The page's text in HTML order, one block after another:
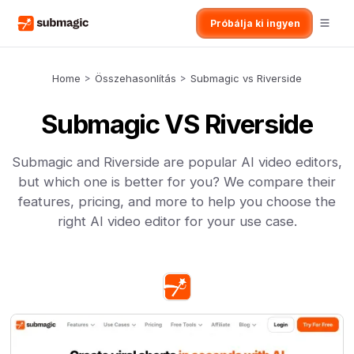
Próbálja ki ingyen
Home > Összehasonlítás > Submagic vs Riverside
Submagic VS Riverside
Submagic and Riverside are popular AI video editors,
but which one is better for you? We compare their
features, pricing, and more to help you choose the
right AI video editor for your use case.